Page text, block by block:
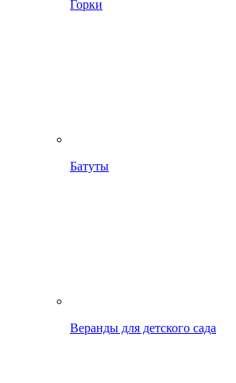
Горки
Батуты
Веранды для детского сада